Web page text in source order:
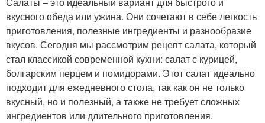
вкусного обеда или ужина. Они сочетают в себе легкость
приготовления, полезные ингредиенты и разнообразие
вкусов. Сегодня мы рассмотрим рецепт салата, который
стал классикой современной кухни: салат с курицей,
болгарским перцем и помидорами. Этот салат идеально
подходит для ежедневного стола, так как он не только
вкусный, но и полезный, а также не требует сложных
ингредиентов или длительного приготовления.